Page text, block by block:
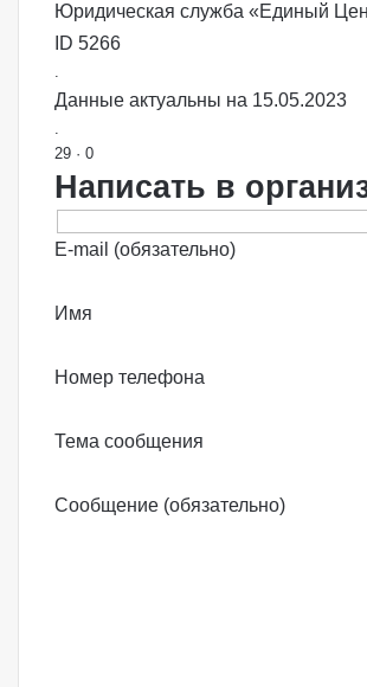
Юридическая служба «Единый
ID 5266
.
Данные актуальны на 15.05.2023
.
29 · 0
Написать в
E-mail (обязательно)
Имя
Номер телефона
Тема сообщения
Сообщение (обязательно)